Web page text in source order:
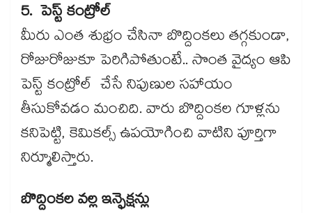
5. పెస్ట్ కంట్రోల్
మీరు ఎంత శుభ్రం చేసినా బొద్దింకలు తగ్గకుండా,
రోజురోజుకూ పెరిగిపోతుంటే.. సొంత వైద్యం ఆపి
పెస్ట్ కంట్రోల్ చేసే నిపుణుల సహాయం
తీసుకోవడం మంచిది. వారు బొద్దింకల గూళ్లను
కనిపెట్టి, కెమికల్స్ ఉపయోగించి వాటిని పూర్తిగా
నిర్మూలిస్తారు.
బొద్దింకల వల్ల ఇన్ఫెక్షన్లు